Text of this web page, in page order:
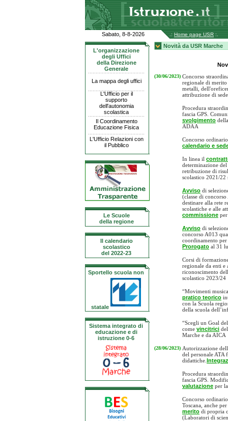
Sabato, 8-8-2026 .: Home page USR :.
L'organizzazione
degli Uffici
della Direzione
Generale
La mappa degli uffici
L'Ufficio per il
supporto
dell'autonomia
scolastica
Il Coordinamento
Educazione Fisica
L'Ufficio Relazioni con
il Pubblico
Le Scuole
della regione
Il calendario
scolastico
del 2022-23
Sportello scuola non
statale
Sistema integrato di
educazione e di
istruzione 0-6
Novità da USR Marche
(30/06/2023) Concorso
regionale di merito
metalli,
attribuzione di sede
Procedura
fascia GPS.
svolgimento
ADAA
Concorso
calendario e
In linea il
determinazione
retribuzione di
scolastico 2021/
Avviso di
(classe di
destinare alla rete
scolastiche e alle
commissione
Avviso di
concorso A013
coordinamento
Prorogato al 31
Corsi di
regionale da enti
riconoscimento
scolastico 2023/24
“Movimenti
pratico teorico
con la Scuola
della scuola
“Scegli un Goal
come vincitrici
Marche e da AICA
(28/06/2023) Autorizzazione
del personale ATA
didattiche.
Procedura
fascia GPS.
valutazione per
Concorso
Toscana, anche
merito di propria
(Laboratori di